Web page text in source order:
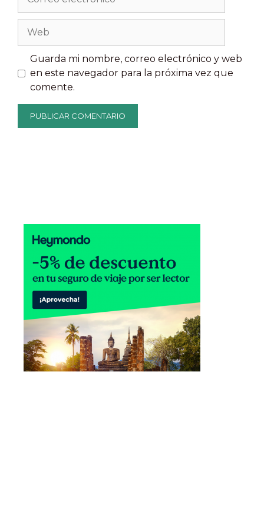
electrónico
Guarda mi nombre, correo electrónico y web
en este navegador para la próxima vez que
comente.